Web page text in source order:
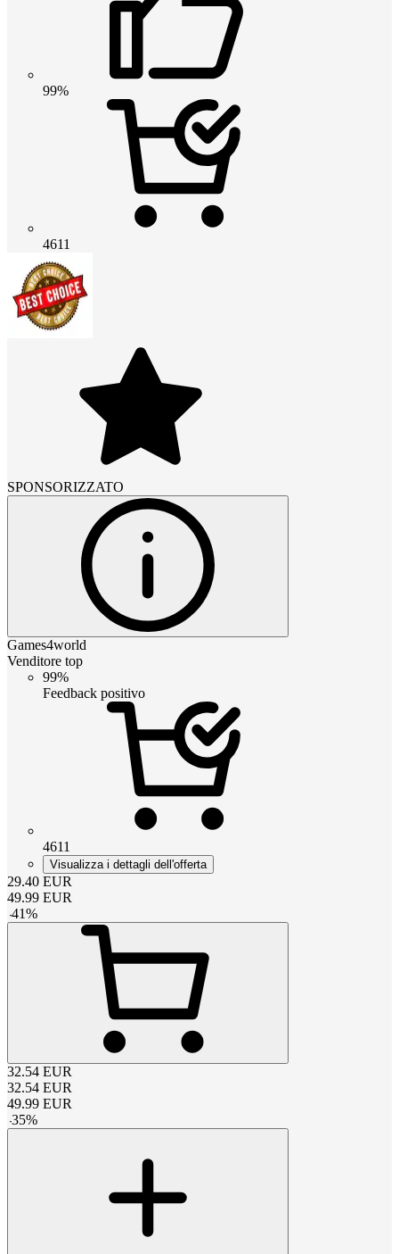
99%
4611
SPONSORIZZATO
Games4world
Venditore top
99%
Feedback positivo
4611
Visualizza i dettagli dell'offerta
29.40 EUR
49.99 EUR
-41%
32.54 EUR
32.54 EUR
49.99 EUR
-35%